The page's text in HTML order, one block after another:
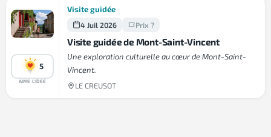
5
AIME L'IDEE
Visite guidée
4 Juil 2026 Prix ?
Visite guidée de Mont-Saint-Vincent
Une exploration culturelle au cœur de Mont-Saint-
Vincent.
LE CREUSOT